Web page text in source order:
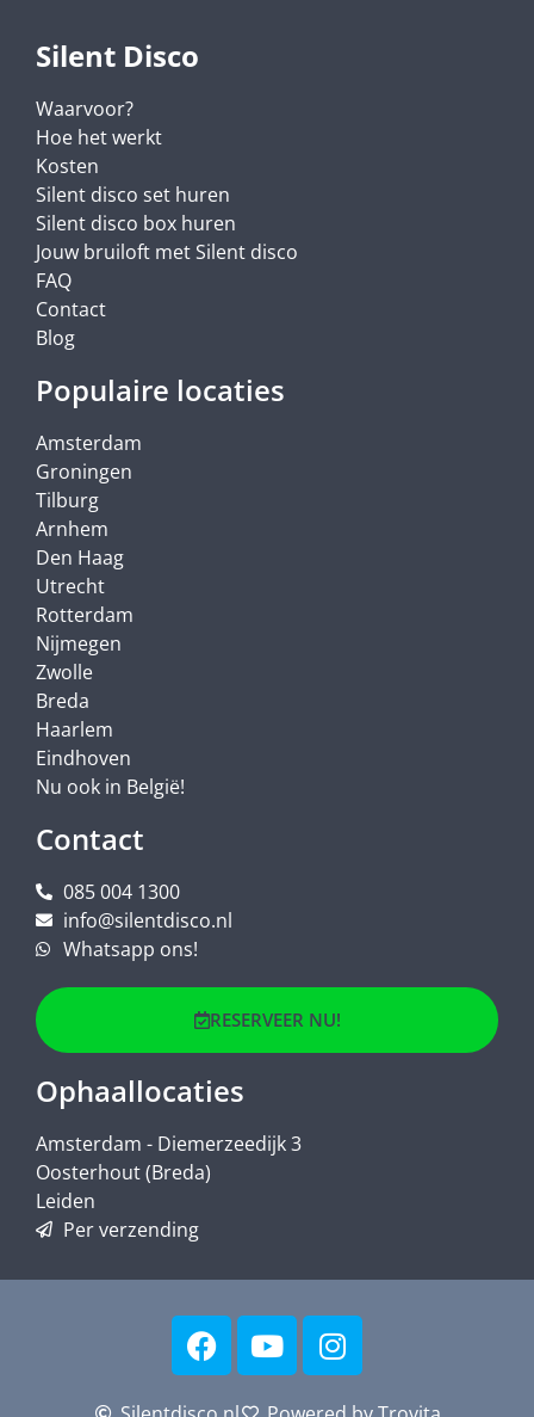
Silent Disco
Waarvoor?
Hoe het werkt
Kosten
Silent disco set huren
Silent disco box huren
Jouw bruiloft met Silent disco
FAQ
Contact
Blog
Populaire locaties
Amsterdam
Groningen
Tilburg
Arnhem
Den Haag
Utrecht
Rotterdam
Nijmegen
Zwolle
Breda
Haarlem
Eindhoven
Nu ook in België!
Contact
085 004 1300
info@silentdisco.nl
Whatsapp ons!
RESERVEER NU!
Ophaallocaties
Amsterdam - Diemerzeedijk 3
Oosterhout (Breda)
Leiden
Per verzending